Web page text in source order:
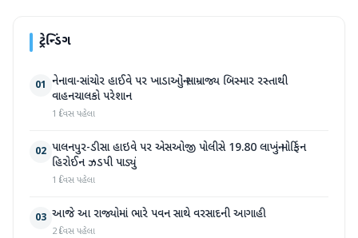
ટ્રેન્ડિંગ
01 નેનાવા-સાંચોર હાઈવે પર ખાડાઓનું સામ્રાજ્ય બિસ્માર રસ્તાથી
વાહનચાલકો પરેશાન
1 દિવસ પહેલા
02 પાલનપુર-ડીસા હાઇવે પર એસઓજી પોલીસે 19.80 લાખનું મોર્ફિન
હિરોઈન ઝડપી પાડ્યું
1 દિવસ પહેલા
03 આજે આ રાજ્યોમાં ભારે પવન સાથે વરસાદની આગાહી
2 દિવસ પહેલા